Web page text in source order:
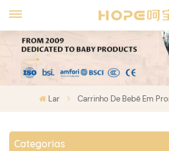
Lar Carrinho De Bebê Em
Categorias